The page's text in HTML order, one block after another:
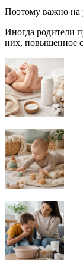
Поэтому важно на
Иногда родители
них, повышенное